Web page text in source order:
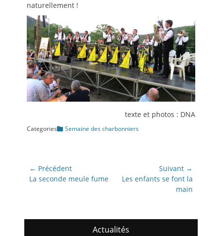
naturellement !
texte et photos : DNA
Categories Semaine des charbonniers
Navigation
de
← Précédent
Article
La seconde meule fume
Suivant →
Article
Les enfants se font la
main
Actualités